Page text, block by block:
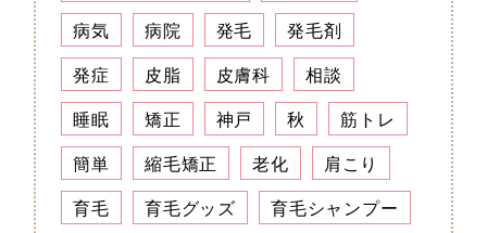
病気
病院 発毛
発毛剤
発症
皮脂 皮膚科
相談
睡眠
矯正 神戸 秋
筋トレ
簡単
縮毛矯正 老化
肩こり
育毛
育毛グッズ
育毛シャンプー